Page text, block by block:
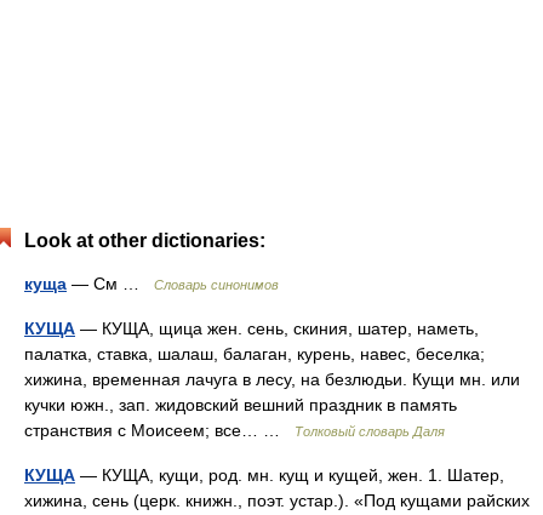
Look at other dictionaries:
куща — См … Словарь синонимов
КУЩА — КУЩА, щица жен. сень, скиния, шатер, наметь,
палатка, ставка, шалаш, балаган, курень, навес, беселка;
хижина, временная лачуга в лесу, на безлюдьи. Кущи мн. или
кучки южн., зап. жидовский вешний праздник в память
странствия с Моисеем; все… …
Толковый словарь Даля
КУЩА — КУЩА, кущи, род. мн. кущ и кущей, жен. 1. Шатер,
хижина, сень (церк. книжн., поэт. устар.). «Под кущами райских